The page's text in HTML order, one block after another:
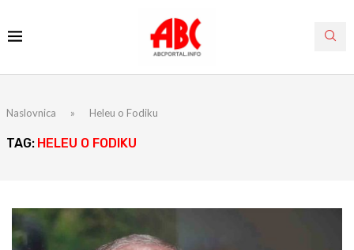
Naslovnica » Heleu o Fodiku
TAG: HELEU O FODIKU